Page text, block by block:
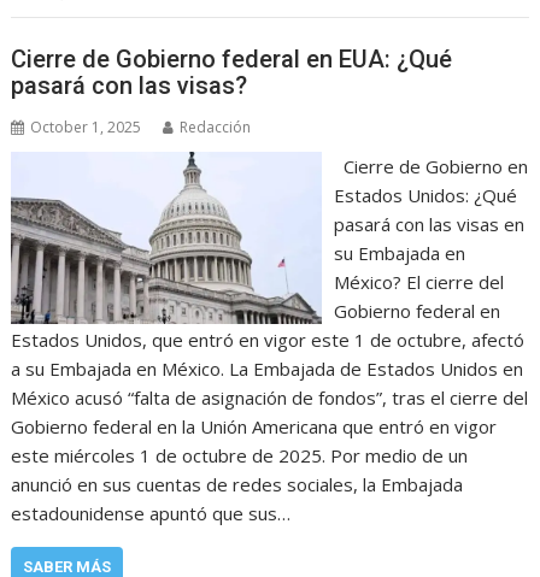
Cierre de Gobierno federal en EUA: ¿Qué
pasará con las visas?
October 1, 2025 Redacción
Cierre de Gobierno en
Estados Unidos: ¿Qué
pasará con las visas en
su Embajada en
México? El cierre del
Gobierno federal en
Estados Unidos, que entró en vigor este 1 de octubre, afectó
a su Embajada en México. La Embajada de Estados Unidos en
México acusó “falta de asignación de fondos”, tras el cierre del
Gobierno federal en la Unión Americana que entró en vigor
este miércoles 1 de octubre de 2025. Por medio de un
anunció en sus cuentas de redes sociales, la Embajada
estadounidense apuntó que sus…
SABER MÁS